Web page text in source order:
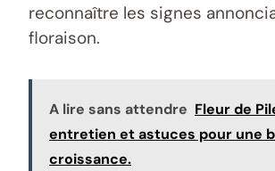
reconnaître les signes
floraison.
A lire sans attendre Fleur de
entretien et astuces pour une
croissance.